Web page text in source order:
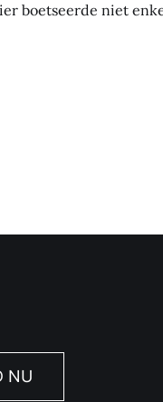
boetseerde niet
aan de levens van de
NU